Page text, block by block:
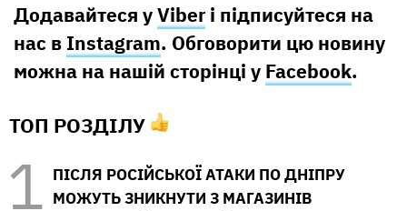
Додавайтеся уViber і підписуйтеся на
нас в Instagram. Обговорити цю новину
можна на нашій сторінці у Facebook.
ТОП РОЗДІЛУ
ПІСЛЯ РОСІЙСЬКОЇ АТАКИ ПО ДНІПРУ
МОЖУТЬ ЗНИКНУТИ З МАГАЗИНІВ